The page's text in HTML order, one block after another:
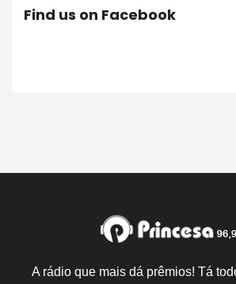
Find us on Facebook
A rádio que mais dá prêmios! Tá